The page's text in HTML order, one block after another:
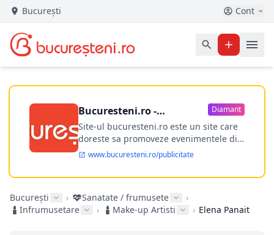
București Cont
Bucuresteni.ro -
publicitate online
Diamant
Site-ul bucuresteni.ro este un site care
doreste sa promoveze evenimentele din
Bucuresti si nu numai, sa puna la
dispozitia utilizatorului cea mai
performanta harta electronica a
ofere posibilitatea firmel...
www.bucuresteni.ro/publicitate
București › Sanatate / frumusete
›
Infrumusetare
› Make-up Artisti › Elena Panait